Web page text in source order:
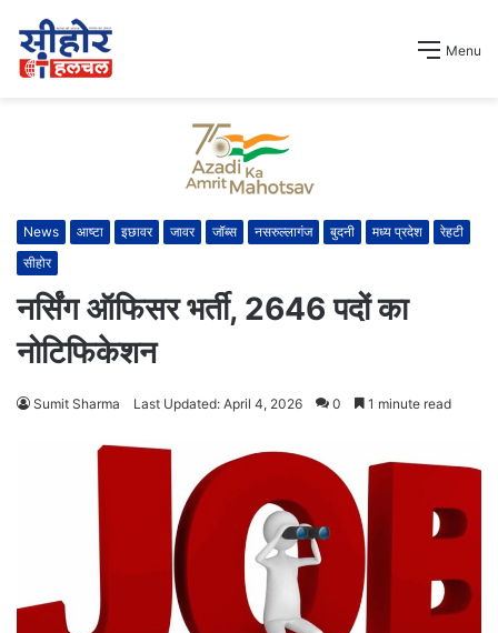
Menu
News आष्टा इछावर जावर जॉब्स नसरुल्लागंज बुदनी मध्य प्रदेश
रेहटी
सीहोर
नर्सिंग ऑफिसर भर्ती, 2646 पदों का
नोटिफिकेशन
Sumit Sharma Last Updated: April 4, 2026 0 1 minute read